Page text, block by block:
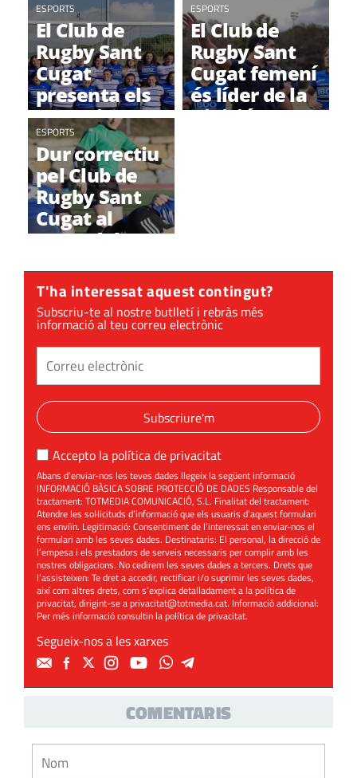
ESPORTS
El Club de
Rugby Sant
Cugat
presenta els
24 equips
d'aquesta
temporada
2019-2020
ESPORTS
El Club de
Rugby Sant
Cugat femení
és líder de la
Divisió
ESPORTS
Dur correctiu
pel Club de
Rugby Sant
Cugat al
camp del CP
T'ha interessat aquest contingut?
Subscriu-te al nostre butlletí i rebràs més
informació al teu correu electrònic
Subscriure'm
Accepto la política de privacitat
Abans d’enviar-nos les teves dades llegeix la següent informació
INFORMACIÓ BÀSICA SOBRE PROTECCIÓ DE DADES Responsable del
tractament: TOTMEDIA COMUNICACIÓ, S.L. Finalitat del tractament:
Atendre les sol·licituds d’informació que els usuaris d’aquest formulari
ens enviïn. Legitimació: Consentiment de l’interessat en enviar-nos el
formulari amb les seves dades. Destinataris: El personal, la direcció de
l’empesa i els prestadors de serveis necessaris per complir amb les
nostres obligacions. No cedirem les seves dades a tercers. Drets que
l’assisteixen: Te dret a accedir, rectificar i/o suprimir les seves dades,
així com altres drets, com s’explica detalladament a la política de
privacitat, dirigint-se aprivacitat@totmedia.cat. Informació addicional:
Per més informació consultin lapolítica de privacitat.
Segueix-nos a les xarxes
COMENTARIS